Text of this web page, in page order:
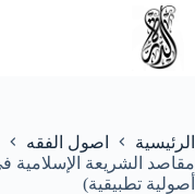
التجاوز
المحتوى
الرئيسية
اصول الفقه
مقاصد الشريعة الإسلامية
أصولية تطبيقية)